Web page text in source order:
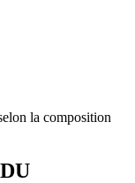
la composition